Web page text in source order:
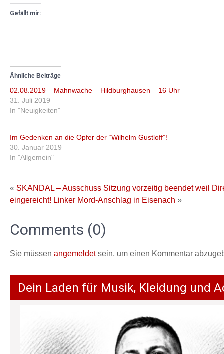
Gefällt mir:
Ähnliche Beiträge
02.08.2019 – Mahnwache – Hildburghausen – 16 Uhr
31. Juli 2019
In "Neuigkeiten"
Im Gedenken an die Opfer der “Wilhelm Gustloff”!
30. Januar 2019
In "Allgemein"
« SKANDAL – Ausschuss Sitzung vorzeitig beendet weil
eingereicht! Linker Mord-Anschlag in Eisenach »
Comments (0)
Sie müssen angemeldetsein, um einen Kommentar
Dein Laden für Musik, Kleidung und